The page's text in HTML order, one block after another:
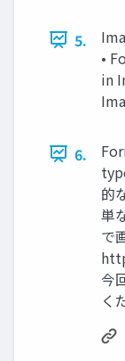
5.
•
in
6.
的
単
で
今
く